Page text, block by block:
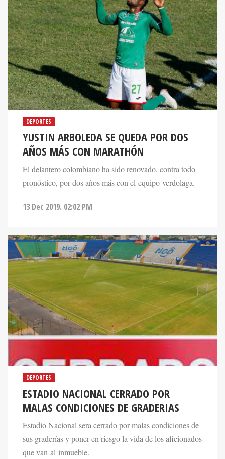
DEPORTES
YUSTIN ARBOLEDA SE QUEDA POR DOS
AÑOS MÁS CON MARATHÓN
El delantero colombiano ha sido renovado, contra todo
pronóstico, por dos años más con el equipo verdolaga.
13 Dec 2019. 02:02 PM
DEPORTES
ESTADIO NACIONAL CERRADO POR
MALAS CONDICIONES DE GRADERIAS
Estadio Nacional sera cerrado por malas condiciones de
sus graderías y poner en riesgo la vida de los aficionados
que van al inmueble.